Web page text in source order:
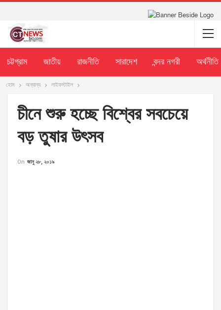
চট্টগ্রাম জাতীয় রাজনীতি সারাদেশ বন্দর নগরী অর্থনীতি
হোম অন্যান্য লাইফস্টাইল
চীনে শুরু হচ্ছে বিশ্বের সবচেয়ে
বড় তুষার উৎসব
On জানু ২৮, ২০১৯